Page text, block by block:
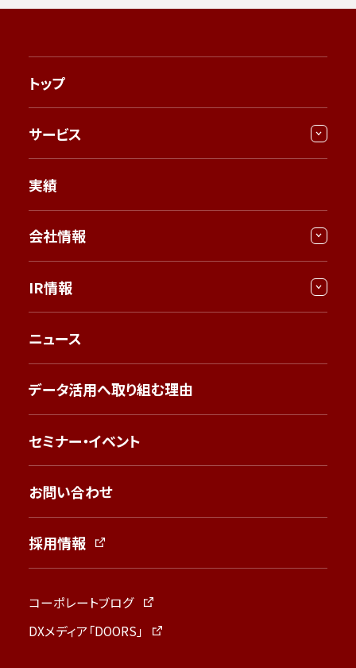
トップ
サービス
実績
会社情報
IR情報
ニュース
データ活用へ取り組む理由
セミナー・イベント
お問い合わせ
採用情報
コーポレートブログ
DXメディア「DOORS」